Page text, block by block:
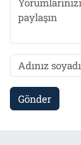
Gönder